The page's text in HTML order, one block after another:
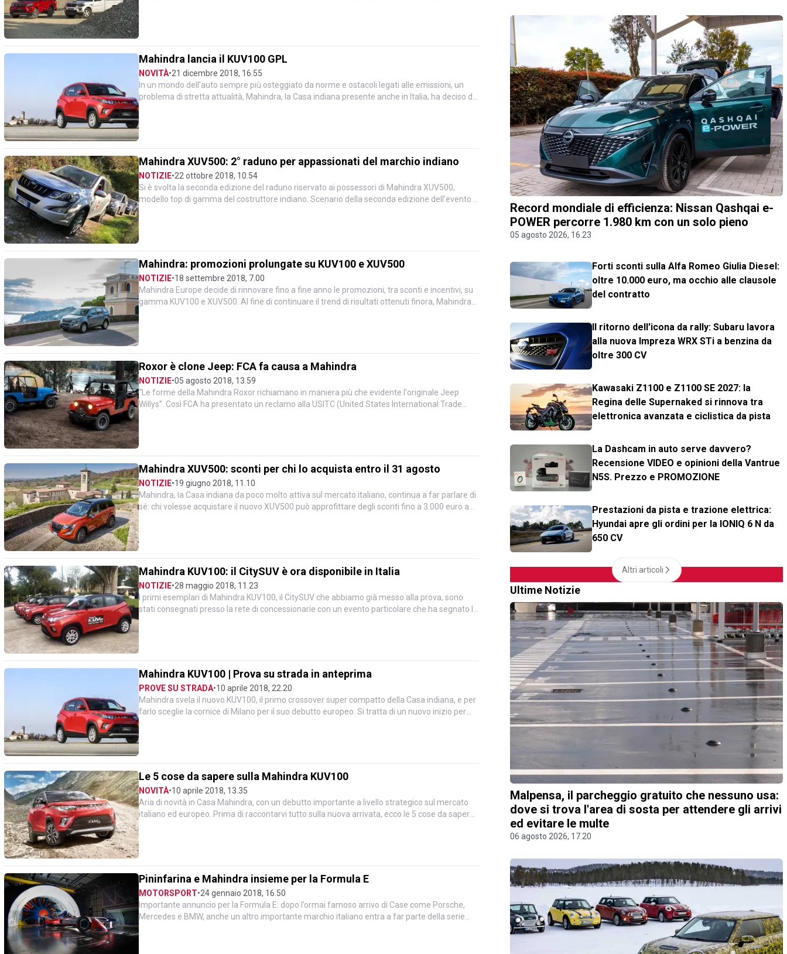
Mahindra lancia il KUV100 GPL
NOVITÀ•21 dicembre 2018, 16.55
In un mondo dell’auto sempre più osteggiato da norme e ostacoli legati alle emissioni, un
problema di stretta attualità, Mahindra, la Casa indiana presente anche in Italia, ha deciso di
Mahindra XUV500: 2° raduno per appassionati del marchio indiano
NOTIZIE•22 ottobre 2018, 10.54
Si è svolta la seconda edizione del raduno riservato ai possessori di Mahindra XUV500,
modello top di gamma del costruttore indiano. Scenario della seconda edizione dell’evento è
Mahindra: promozioni prolungate su KUV100 e XUV500
NOTIZIE•18 settembre 2018, 7.00
Mahindra Europe decide di rinnovare fino a fine anno le promozioni, tra sconti e incentivi, su
gamma KUV100 e XUV500. Al fine di continuare il trend di risultati ottenuti finora, Mahindra
Roxor è clone Jeep: FCA fa causa a Mahindra
NOTIZIE•05 agosto 2018, 13.59
“Le forme della Mahindra Roxor richiamano in maniera più che evidente l'originale Jeep
Willys”. Così FCA ha presentato un reclamo alla USITC (United States International Trade
Mahindra XUV500: sconti per chi lo acquista entro il 31 agosto
NOTIZIE•19 giugno 2018, 11.10
Mahindra, la Casa indiana da poco molto attiva sul mercato italiano, continua a far parlare di
sé: chi volesse acquistare il nuovo XUV500 può approfittare degli sconti fino a 3.000 euro a
Mahindra KUV100: il CitySUV è ora disponibile in Italia
NOTIZIE•28 maggio 2018, 11.23
I primi esemplari di Mahindra KUV100, il CitySUV che abbiamo già messo alla prova, sono
stati consegnati presso la rete di concessionarie con un evento particolare che ha segnato lo
Mahindra KUV100 | Prova su strada in anteprima
PROVE SU STRADA•10 aprile 2018, 22.20
Mahindra svela il nuovo KUV100, il primo crossover super compatto della Casa indiana, e per
farlo sceglie la cornice di Milano per il suo debutto europeo. Si tratta di un nuovo inizio per
Le 5 cose da sapere sulla Mahindra KUV100
NOVITÀ•10 aprile 2018, 13.35
Aria di novità in Casa Mahindra, con un debutto importante a livello strategico sul mercato
italiano ed europeo. Prima di raccontarvi tutto sulla nuova arrivata, ecco le 5 cose da sapere
Pininfarina e Mahindra insieme per la Formula E
MOTORSPORT•24 gennaio 2018, 16.50
Importante annuncio per la Formula E: dopo l’ormai famoso arrivo di Case come Porsche,
Mercedes e BMW, anche un altro importante marchio italiano entra a far parte della serie
Record mondiale di efficienza: Nissan Qashqai e-
POWER percorre 1.980 km con un solo pieno
05 agosto 2026, 16.23
Forti sconti sulla Alfa Romeo Giulia Diesel:
oltre 10.000 euro, ma occhio alle clausole
del contratto
Il ritorno dell'icona da rally: Subaru lavora
alla nuova Impreza WRX STi a benzina da
oltre 300 CV
Kawasaki Z1100 e Z1100 SE 2027: la
Regina delle Supernaked si rinnova tra
elettronica avanzata e ciclistica da pista
La Dashcam in auto serve davvero?
Recensione VIDEO e opinioni della Vantrue
N5S. Prezzo e PROMOZIONE
Prestazioni da pista e trazione elettrica:
Hyundai apre gli ordini per la IONIQ 6 N da
650 CV
Altri articoli
Ultime Notizie
Malpensa, il parcheggio gratuito che nessuno usa:
dove si trova l'area di sosta per attendere gli arrivi
ed evitare le multe
06 agosto 2026, 17.20